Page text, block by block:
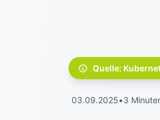
Quelle:
03.09.2025•3